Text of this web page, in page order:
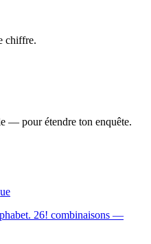
chiffre.
— pour étendre ton enquête.
26! combinaisons —